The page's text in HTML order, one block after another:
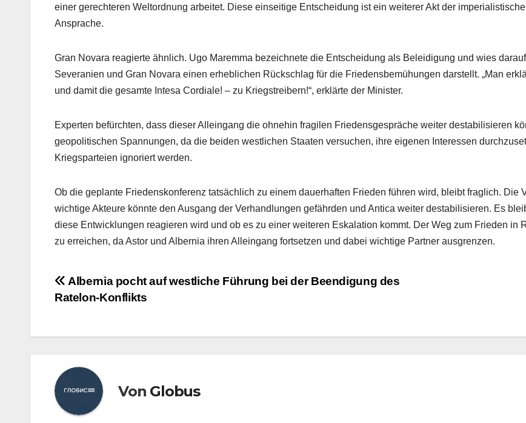
einer gerechteren Weltordnung arbeitet. Diese einseitige Entscheidung ist ein weiterer Akt der
Ansprache.
Gran Novara reagierte ähnlich. Ugo Maremma bezeichnete die Entscheidung als Beleidigung und wies
Severanien und Gran Novara einen erheblichen Rückschlag für die Friedensbemühungen darstellt. „Man
und damit die gesamte Intesa Cordiale! – zu Kriegstreibern!“, erklärte der Minister.
Experten befürchten, dass dieser Alleingang die ohnehin fragilen Friedensgespräche weiter destabilisieren
geopolitischen Spannungen, da die beiden westlichen Staaten versuchen, ihre eigenen Interessen
Kriegsparteien ignoriert werden.
Ob die geplante Friedenskonferenz tatsächlich zu einem dauerhaften Frieden führen wird, bleibt fraglich. Die
wichtige Akteure könnte den Ausgang der Verhandlungen gefährden und Antica weiter destabilisieren. Es
diese Entwicklungen reagieren wird und ob es zu einer weiteren Eskalation kommt. Der Weg zum Frieden
zu erreichen, da Astor und Albernia ihren Alleingang fortsetzen und dabei wichtige Partner ausgrenzen.
Beitragsnavigation
Albernia pocht auf westliche Führung bei der Beendigung des
Ratelon-Konflikts
Von Globus